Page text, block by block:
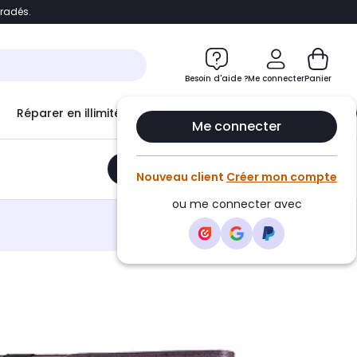
Accéder directement au chatbot
Besoin d'aide ?Me connecter
Me connecter
Nouveau client Créer mon compte
ou me connecter avec
Panier
Réparer en illimité avec Le Club Infinity
Ajouter au panier